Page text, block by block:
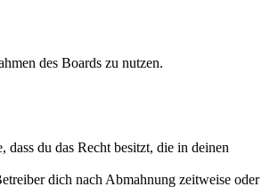
des Boards zu nutzen.
du das Recht besitzt, die in deinen
dich nach Abmahnung zeitweise oder